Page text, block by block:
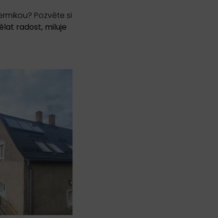
Pozvěte si
radost, miluje